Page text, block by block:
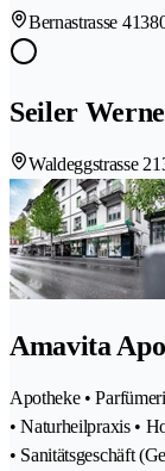
Bernastrasse 41
Seiler
Waldeggstrasse 21
Amavita
Apotheke •
• Naturheilpraxis •
• Sanitätsgeschäft